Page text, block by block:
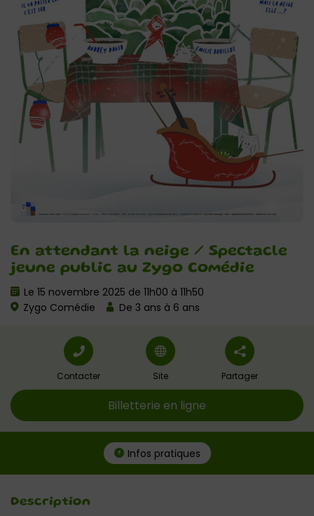
En attendant la neige / Spectacle
jeune public au Zygo Comédie
Le 15 novembre 2025 de 11h00 à 11h50
Zygo Comédie
De 3 ans à 6 ans
Contacter Site Partager
Billetterie en ligne
Infos pratiques
Description